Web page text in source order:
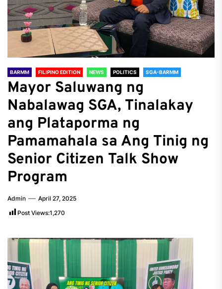
BARMM FILIPINO EDITION NEWS POLITICS SGA-BARMM
Mayor Saluwang ng
Nabalawag SGA, Tinalakay
ang Plataporma ng
Pamamahala sa Ang Tinig ng
Senior Citizen Talk Show
Program
Admin
April 27, 2025
Post Views:1,270